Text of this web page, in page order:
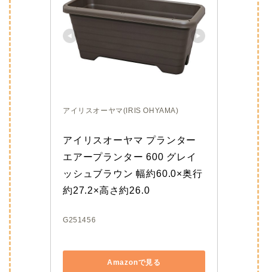
アイリスオーヤマ(IRIS OHYAMA)
アイリスオーヤマ プランター
エアープランター 600 グレイ
ッシュブラウン 幅約60.0×奥行
約27.2×高さ約26.0
G251456
Amazonで見る